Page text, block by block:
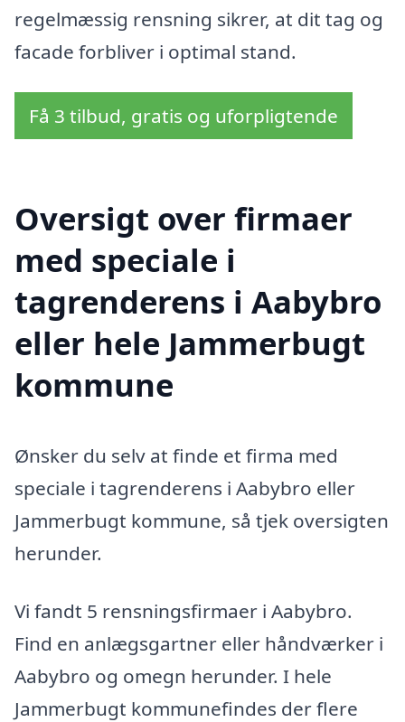
regelmæssig rensning sikrer, at dit tag og
facade forbliver i optimal stand.
Få 3 tilbud, gratis og uforpligtende
Oversigt over firmaer
med speciale i
tagrenderens i Aabybro
eller hele Jammerbugt
kommune
Ønsker du selv at finde et firma med
speciale i tagrenderens i Aabybro eller
Jammerbugt kommune, så tjek oversigten
herunder.
Vi fandt 5 rensningsfirmaer i Aabybro.
Find en anlægsgartner eller håndværker i
Aabybro og omegn herunder. I hele
Jammerbugt kommunefindes der flere